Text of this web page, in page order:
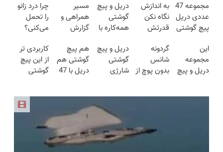
مجموعه 47
عددی دریل
پیچ گوشتی
(تخفیف به
مدت
محدود)
به اندازش
نگاه نکن
قدرتش
😉 (پرداخت
درب
منزل+گارانتی
دریل و پیچ
گوشتی
همه‌کاره با
هوشمند ⚙️
(نصف
قیمت بازار
مسیر
همراهی و
گزارش
گروه اسنپ
در ۱۴۰۴
چرا درد زانو
را تحمل
می‌کنی؟
درمنزل
درمانش کن
این
مجموعه
دریل و پیچ
گردونه
شانس
بدون پوچ از
دریل و پیچ
گوشتی
شارژی
(همراه با
متعلقات)
هم پیچ
گوشتی هم
دریل با 47
بخرش!🔥
کاربردی تر
از این پیچ
گوشتی
کاربردی با
ضمانت
بازگشت